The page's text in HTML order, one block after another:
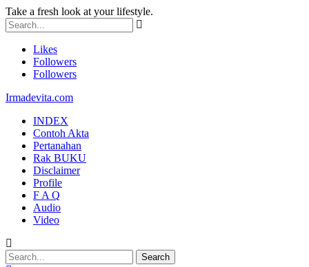
Take a fresh look at your lifestyle.
Likes
Followers
Followers
Irmadevita.com
INDEX
Contoh Akta
Pertanahan
Rak BUKU
Disclaimer
Profile
F A Q
Audio
Video